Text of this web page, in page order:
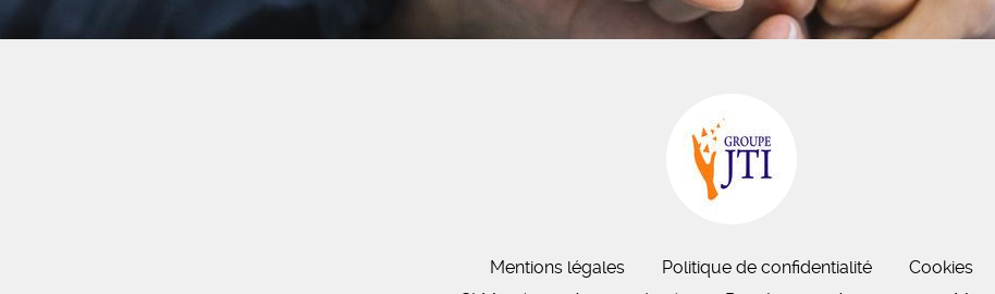
Mentions légales Politique de confidentialité
Cookies